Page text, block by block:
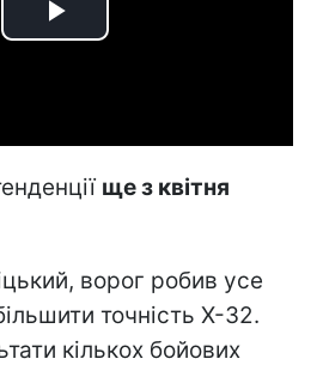
Play
ще з квітня
ворог робив усе
точність Х-32.
кількох бойових